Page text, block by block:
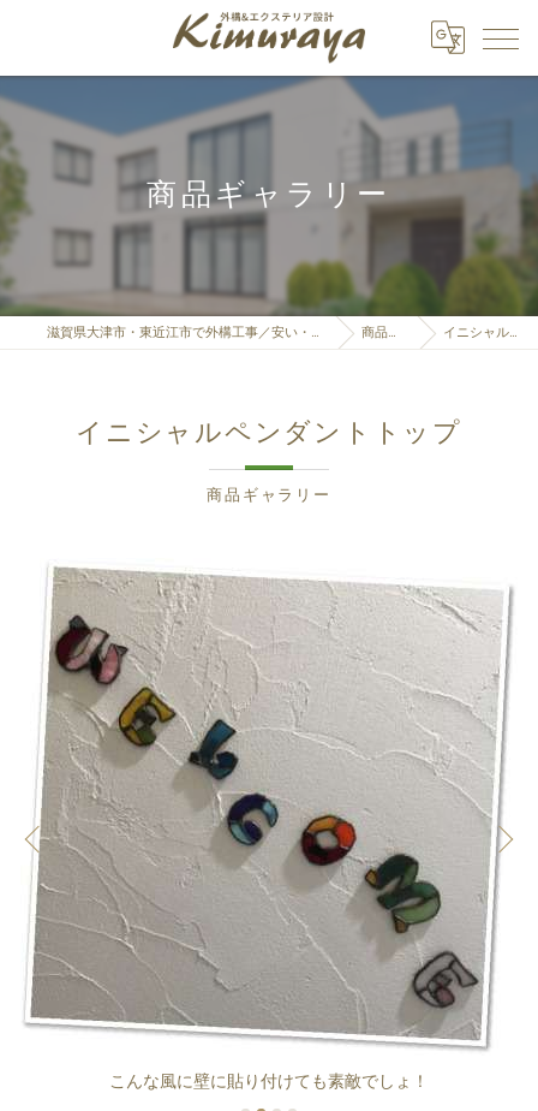
商品ギャラリー
滋賀県大津市・東近江市で外構工事／安い・カーポート・見積もりなら「株式会社Kimuraya」へ 商品ギャラリー イニシャルペンダントトップ
商品ギャラリー
イニシャルペンダントトップ
こんな風に壁に貼り付けても素敵でしょ！